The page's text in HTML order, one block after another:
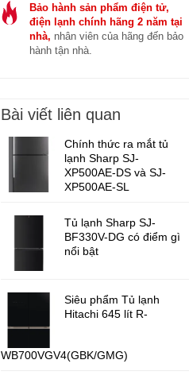
Bảo hành sản phẩm điện tử,
điện lạnh chính hãng 2 năm tại
nhà, nhân viên của hãng đến bảo
hành tận nhà.
Bài viết liên quan
Chính thức ra mắt tủ
lạnh Sharp SJ-
XP500AE-DS và SJ-
XP500AE-SL
Tủ lạnh Sharp SJ-
BF330V-DG có điểm gì
nổi bật
Siêu phẩm Tủ lạnh
Hitachi 645 lít R-
WB700VGV4(GBK/GMG)